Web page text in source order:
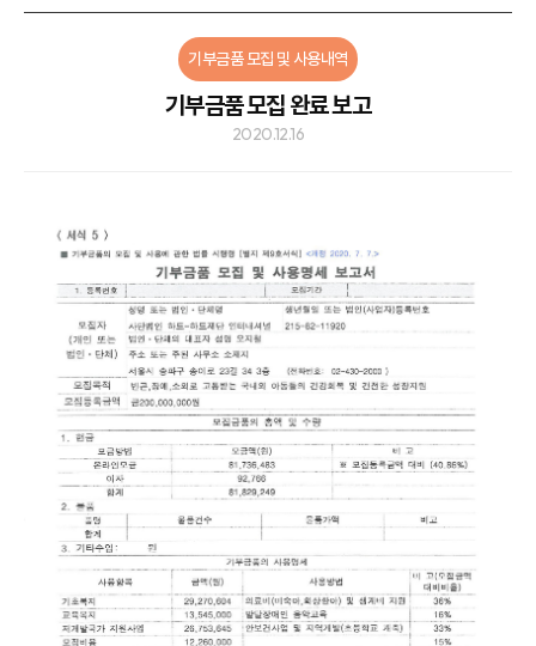
기부금품 모집 및 사용내역
기부금품 모집 완료 보고
2020.12.16